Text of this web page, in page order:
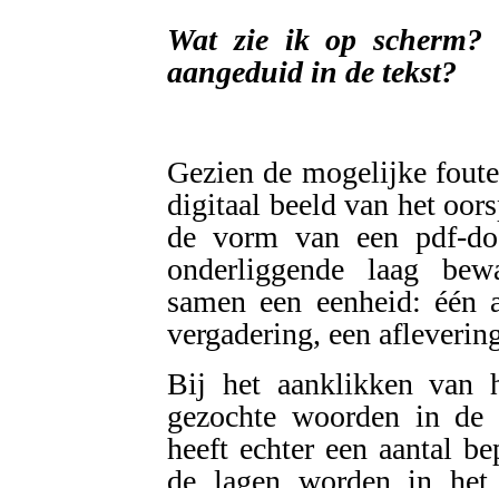
Wat zie ik op scherm?
aangeduid in de tekst?
Gezien de mogelijke
digitaal beeld van het
de vorm van een pdf-
onderliggende laag
samen een eenheid: één
vergadering, een
Bij het aanklikken van
gezochte woorden in de
heeft echter een aantal
de lagen worden in het